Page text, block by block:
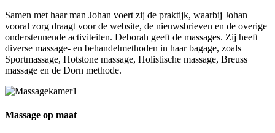
Samen met haar man Johan voert zij de praktijk, waarbij Johan
vooral zorg draagt voor de website, de nieuwsbrieven en de overige
ondersteunende activiteiten. Deborah geeft de massages. Zij heeft
diverse massage- en behandelmethoden in haar bagage, zoals
Sportmassage, Hotstone massage, Holistische massage, Breuss
massage en de Dorn methode.
Massage op maat